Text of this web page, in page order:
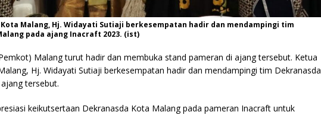
Malang, Hj. Widayati Sutiaji berkesempatan hadir dan mendampingi tim
pada ajang Inacraft 2023. (ist)
Malang turut hadir dan membuka stand pameran di ajang tersebut. Ketua
Hj. Widayati Sutiaji berkesempatan hadir dan mendampingi tim Dekranasda
tersebut.
keikutsertaan Dekranasda Kota Malang pada pameran Inacraft untuk